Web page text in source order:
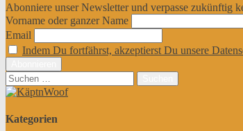
Abonniere unser Newsletter und verpasse zukünftig
Vorname oder ganzer Name
Email
Indem Du fortfährst, akzeptierst Du unsere
Suchen
nach:
Kategorien